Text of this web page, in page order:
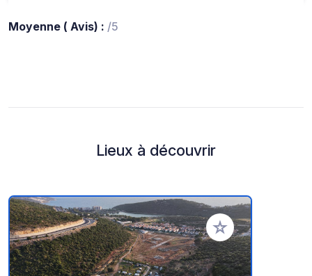
Moyenne ( Avis) : /5
Lieux à découvrir
Ajouter à vos